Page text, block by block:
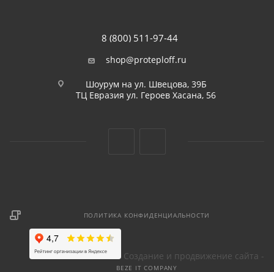
8 (800) 511-97-44
shop@proteploff.ru
Шоурум на ул. Швецова, 39Б
ТЦ Евразия ул. Героев Хасана, 56
ПОЛИТИКА КОНФИДЕНЦИАЛЬНОСТИ
Создание и продвижение сайта -
BEZE IT COMPANY